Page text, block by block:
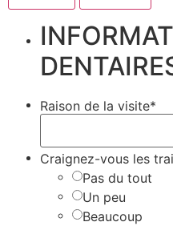
Raison de la visite*
Craignez-vous les
Pas du tout
Un peu
Beaucoup